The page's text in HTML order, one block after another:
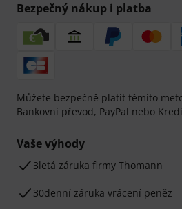
Bezpečný nákup i platba
Můžete bezpečně platit těmito
Bankovní převod, PayPal nebo
Vaše výhody
3letá záruka firmy Thomann
30denní záruka vrácení peněz